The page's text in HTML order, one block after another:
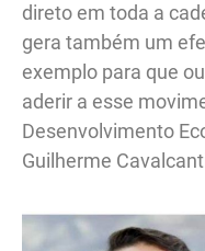
direto em toda a
gera também um
exemplo para que
aderir a esse
Desenvolvimento
Guilherme